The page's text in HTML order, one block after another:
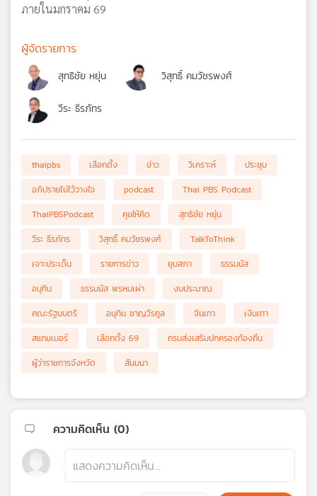
ภายในมกราคม 69
ผู้จัดรายการ
สุทธิชัย หยุ่น วิสุทธิ์ คมวัชรพงศ์
วีระ ธีรภัทร
thaipbs เลือกตั้ง ข่าว วิเคราะห์
ประชุม
อภิปรายไม่ไว้วางใจ
podcast
Thai PBS Podcast
ThaiPBSPodcast
คุยให้คิด
สุทธิชัย หยุ่น
วีระ ธีรภัทร
วิสุทธิ์ คมวัชรพงศ์
TalkToThink
เจาะประเด็น
รายการข่าว ยุบสภา
ธรรมนัส
อนุทิน
ธรรมนัส พรหมเผ่า
งบประมาณ
คณะรัฐมนตรี
อนุทิน ชาญวีรกูล จีนเทา
เงินเทา
สแกมเมอร์
เลือกตั้ง 69
กรมส่งเสริมปกครองท้องถิ่น
ผู้ว่าราชการจังหวัด
สัมมนา
ความคิดเห็น (0)